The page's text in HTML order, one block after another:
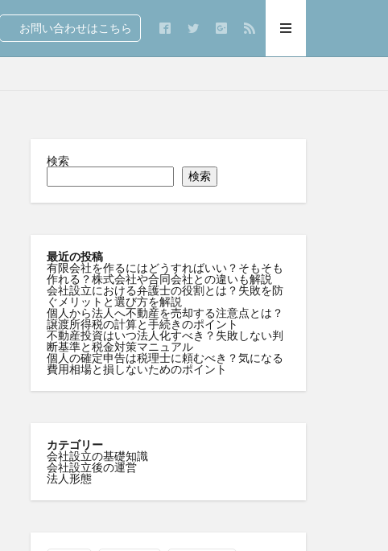
お問い合わせはこちら
検索
検索
最近の投稿
有限会社を作るにはどうすればいい？そもそも
作れる？株式会社や合同会社との違いも解説
会社設立における弁護士の役割とは？失敗を防
ぐメリットと選び方を解説
個人から法人へ不動産を売却する注意点とは？
譲渡所得税の計算と手続きのポイント
不動産投資はいつ法人化すべき？失敗しない判
断基準と税金対策マニュアル
個人の確定申告は税理士に頼むべき？気になる
費用相場と損しないためのポイント
カテゴリー
会社設立の基礎知識
会社設立後の運営
法人形態